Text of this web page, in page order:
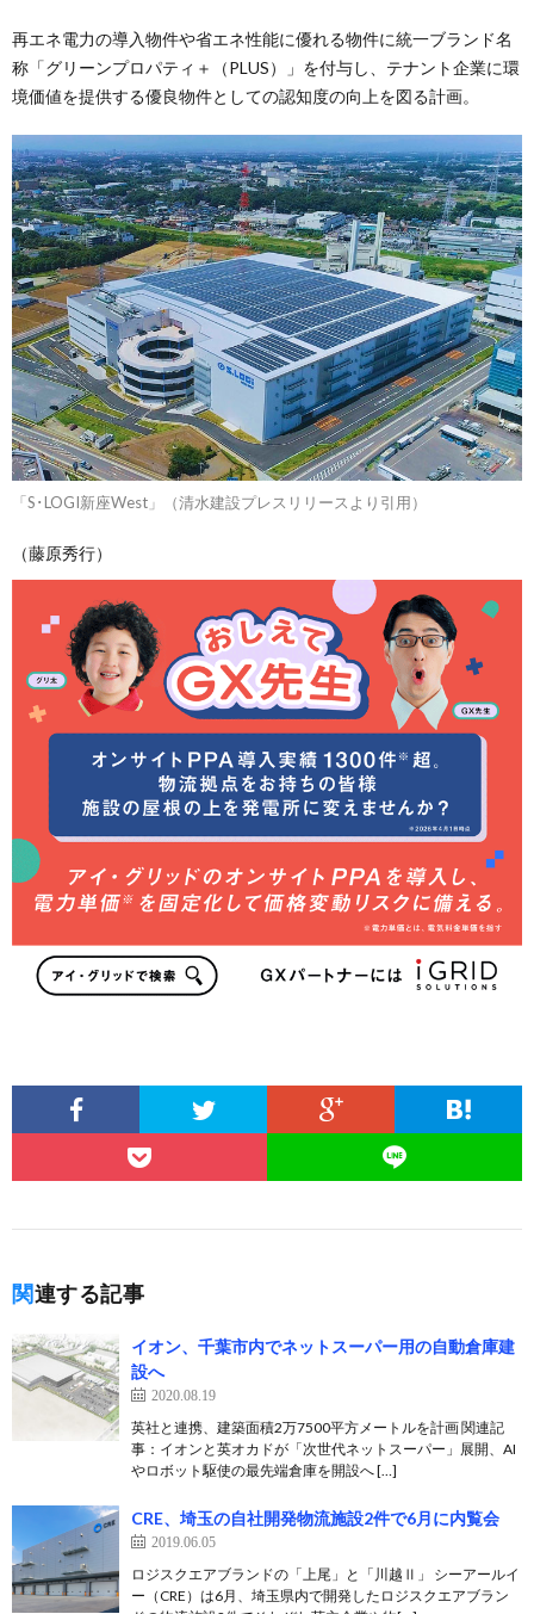
再エネ電力の導入物件や省エネ性能に優れる物件に統一ブランド名
称「グリーンプロパティ＋（PLUS）」を付与し、テナント企業に環
境価値を提供する優良物件としての認知度の向上を図る計画。
「S･LOGI新座West」（清水建設プレスリリースより引用）
（藤原秀行）
関連する記事
イオン、千葉市内でネットスーパー用の自動倉庫建
設へ
2020.08.19
英社と連携、建築面積2万7500平方メートルを計画 関連記
事：イオンと英オカドが「次世代ネットスーパー」展開、AI
やロボット駆使の最先端倉庫を開設へ […]
CRE、埼玉の自社開発物流施設2件で6月に内覧会
2019.06.05
ロジスクエアブランドの「上尾」と「川越Ⅱ」 シーアールイ
ー（CRE）は6月、埼玉県内で開発したロジスクエアブラン